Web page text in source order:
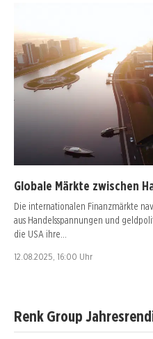
Globale Märkte zwischen
Die internationalen Finanzmärkte
aus Handelsspannungen und
die USA ihre…
12.08.2025, 16:00 Uhr
Renk Group